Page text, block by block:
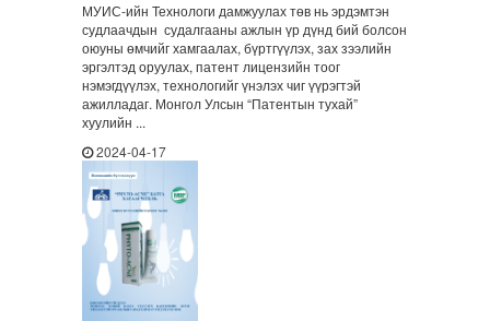
МУИС-ийн Технологи дамжуулах төв нь эрдэмтэн
судлаачдын судалгааны ажлын үр дүнд бий болсон
оюуны өмчийг хамгаалах, бүртгүүлэх, зах зээлийн
эргэлтэд оруулах, патент лицензийн тоог
нэмэгдүүлэх, технологийг үнэлэх чиг үүрэгтэй
ажилладаг. Монгол Улсын “Патентын тухай”
хуулийн ...
2024-04-17